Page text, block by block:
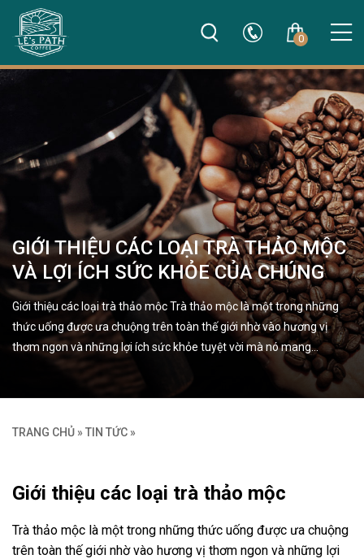
0
GIỚI THIỆU CÁC LOẠI TRÀ THẢO MỘC
VÀ LỢI ÍCH SỨC KHỎE CỦA CHÚNG
Giới thiệu các loại trà thảo mộc Trà thảo mộc là một trong những
thức uống được ưa chuộng trên toàn thế giới nhờ vào hương vị
thơm ngon và những lợi ích sức khỏe tuyệt vời mà nó mang…
TRANG CHỦ » TIN TỨC »
Giới thiệu các loại trà thảo mộc
Trà thảo mộc là một trong những thức uống được ưa chuộng
trên toàn thế giới nhờ vào hương vị thơm ngon và những lợi